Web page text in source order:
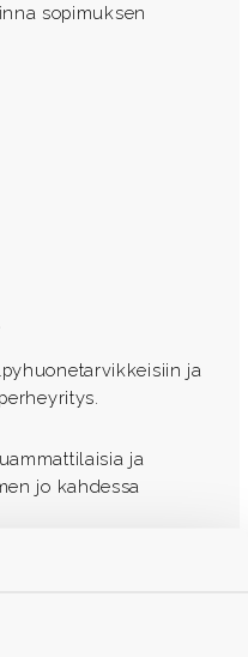
sopimuksen
ja
ja
jo kahdessa